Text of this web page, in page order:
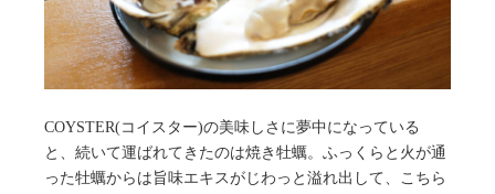
COYSTER(コイスター)の美味しさに夢中になっている
と、続いて運ばれてきたのは焼き牡蠣。ふっくらと火が通
った牡蠣からは旨味エキスがじわっと溢れ出して、こちら